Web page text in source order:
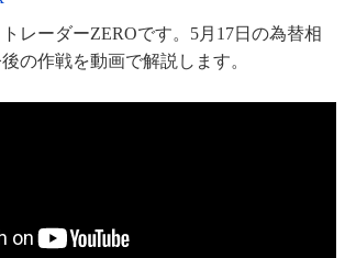
レーダーZEROです。5月17日の為替相
の作戦を動画で解説します。